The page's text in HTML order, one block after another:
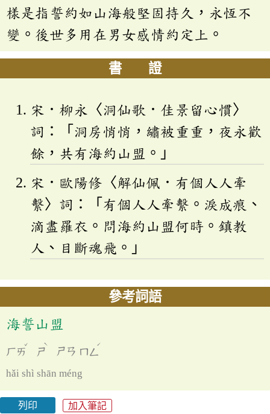
樣是指誓約如山海般堅固持久，永恆不
變。後世多用在男女感情約定上。
書 證
宋．柳永〈洞仙歌．佳景留心慣〉
詞：「洞房悄悄，繡被重重，夜永歡
餘，共有海約山盟。」
宋．歐陽修〈解仙佩．有個人人牽
繫〉詞：「有個人人牽繫。淚成痕、
滴盡羅衣。問海約山盟何時。鎮教
人、目斷魂飛。」
參考詞語
海誓山盟
ㄏㄞ
ˇ
ㄕ
ˋ
ㄕㄢ ㄇㄥ
ˊ
hǎi shì shān méng
列印 加入筆記